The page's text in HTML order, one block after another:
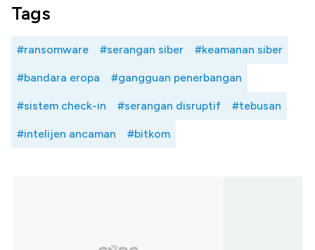
Tags
#ransomware #serangan siber #keamanan siber
#bandara eropa #gangguan penerbangan
#sistem check-in #serangan disruptif #tebusan
#intelijen ancaman #bitkom